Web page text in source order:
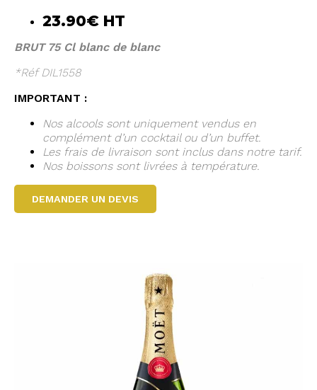
23.90€ HT
BRUT 75 Cl blanc de blanc
*Réf DIL1558
IMPORTANT :
Nos alcools sont uniquement vendus en
complément d’un cocktail ou d’un buffet.
Les frais de livraison sont inclus dans notre tarif.
Nos boissons sont livrées à température.
DEMANDER UN DEVIS